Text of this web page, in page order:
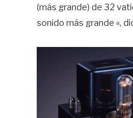
(más grande) de 32
sonido más grande «,